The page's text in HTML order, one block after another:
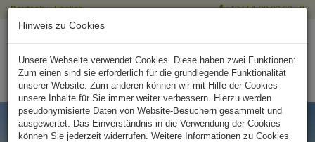
Deutsch English +49 551 90 03 63 - 0
Hinweis zu Cookies
Unsere Webseite verwendet Cookies. Diese haben zwei Funktionen:
Zum einen sind sie erforderlich für die grundlegende Funktionalität
unserer Website. Zum anderen können wir mit Hilfe der Cookies
unsere Inhalte für Sie immer weiter verbessern. Hierzu werden
pseudonymisierte Daten von Website-Besuchern gesammelt und
ausgewertet. Das Einverständnis in die Verwendung der Cookies
können Sie jederzeit widerrufen. Weitere Informationen zu Cookies